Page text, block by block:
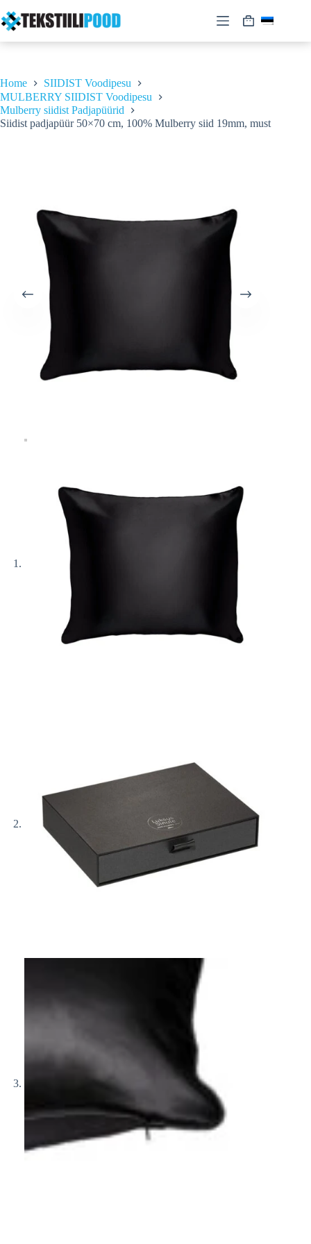
to
content
Shopping
Home
SIIDIST Voodipesu
MULBERRY SIIDIST Voodipesu
Mulberry siidist Padjapüürid
Siidist padjapüür 50×70 cm, 100% Mulberry siid 19mm, must